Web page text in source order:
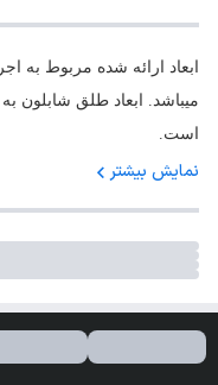
ابعاد ارائه شده مربوط به
میباشد. ابعاد طلق شابلون
است.
نمایش بیشتر